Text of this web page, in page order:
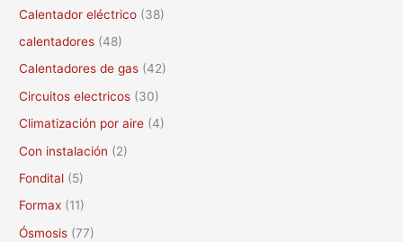
o
r
:
Calentador eléctrico (38)
calentadores (48)
Calentadores de gas (42)
Circuitos electricos (30)
Climatización por aire (4)
Con instalación (2)
Fondital (5)
Formax (11)
Ósmosis (77)